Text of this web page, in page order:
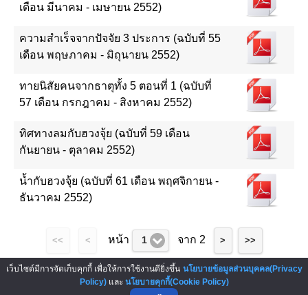
เดือน มีนาคม - เมษายน 2552)
ความสำเร็จจากปัจจัย 3 ประการ (ฉบับที่ 55
เดือน พฤษภาคม - มิถุนายน 2552)
ทายนิสัยคนจากธาตุทั้ง 5 ตอนที่ 1 (ฉบับที่
57 เดือน กรกฎาคม - สิงหาคม 2552)
ทิศทางลมกับฮวงจุ้ย (ฉบับที่ 59 เดือน
กันยายน - ตุลาคม 2552)
น้ำกับฮวงจุ้ย (ฉบับที่ 61 เดือน พฤศจิกายน -
ธันวาคม 2552)
<< < หน้า 1 จาก 2 > >>
ผู้สนับสนุน : Sponsor
เว็บไซต์มีการจัดเก็บคุกกี้ เพื่อให้การใช้งานดียิ่งขึ้น นโยบายข้อมูลส่วนบุคคล(Privacy
Policy)และ นโยบายคุกกี้(Cookie Policy)